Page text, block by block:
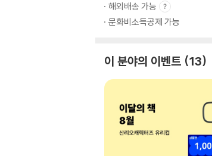
해외배송 가능
문화비소득공제 가능
이 분야의 이벤트 13